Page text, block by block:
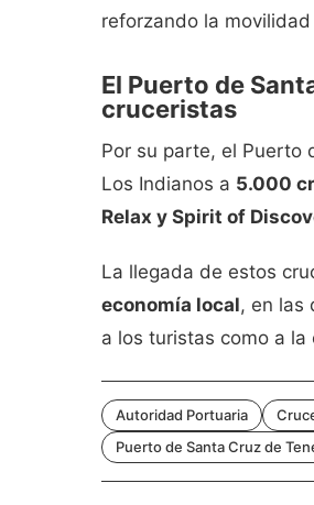
reforzando la
El Puerto de
cruceristas
Por su parte, el Puerto
Los Indianos a 5.000
Relax y Spirit of
La llegada de estos
economía local, en las
a los turistas como a la
Autoridad Portuaria
Puerto de Santa Cruz de